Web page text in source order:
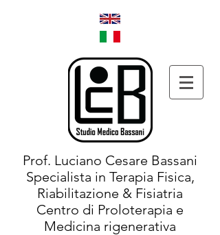
Prof. Luciano Cesare Bassani
Specialista in Terapia Fisica,
Riabilitazione & Fisiatria
Centro di Proloterapia e
Medicina rigenerativa